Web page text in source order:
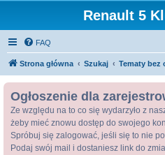
Renault 5
FAQ
Strona główna Szukaj Tematy bez
Ogłoszenie dla
Ze względu na to co się wydarzyło z
żeby mieć znowu dostęp do swojego
Spróbuj się zalogować, jeśli się to nie
Podaj swój mail i dostaniesz link do